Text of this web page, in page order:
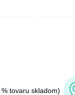
tovaru skladom)